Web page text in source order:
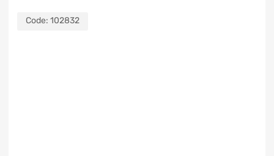
Code: 102832